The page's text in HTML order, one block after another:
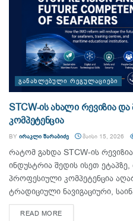
ᲒᲐᲜᲐᲮᲚᲔᲑᲣᲚᲘ ᲠᲔᲒᲣᲚᲐᲪᲘᲔᲑᲘ
STCW-ის ახალი რევიზია
კომპეტენცია
BY ᲘᲠᲐᲙᲚᲘ ᲨᲐᲠᲐᲑᲘᲫᲔ ᲛᲐᲘᲡᲘ 15, 2026
რატომ გახდა STCW-ის
ინდუსტრია შედის ისეთ
პროფესიული კომპეტენცია
ტრადიციული ნავიგაციური,
READ MOREDETAILS